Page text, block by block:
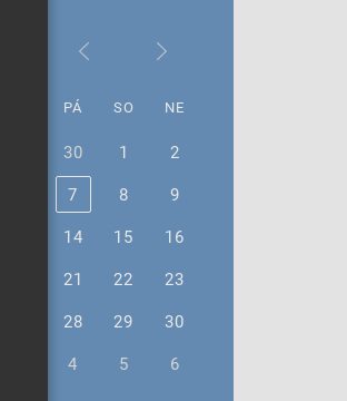
PÁ SO NE
30 1
2
7 8
9
14 15
16
21 22
23
28 29
30
4 5 6